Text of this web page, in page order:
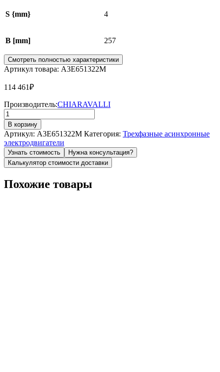
S {mm} 4
B [mm] 257
Смотреть полностью характеристики
Артикул товара: A3E651322M
114 461₽
Производитель:CHIARAVALLI
Количество
товара
Электродвигатель
CHT
132
MB6
B5
IE3
В корзину
Артикул: A3E651322M Категория: Трехфазные асинхронные
электродвигатели
Узнать стоимость
Нужна консультация?
Калькулятор стоимости доставки
Похожие товары